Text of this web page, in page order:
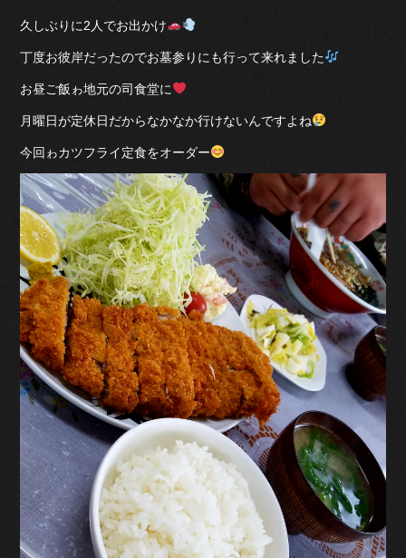
久しぶりに2人でお出かけ
丁度お彼岸だったのでお墓参りにも行って来れました
お昼ご飯ゎ地元の司食堂に
月曜日が定休日だからなかなか行けないんですよね
今回ゎカツフライ定食をオーダー